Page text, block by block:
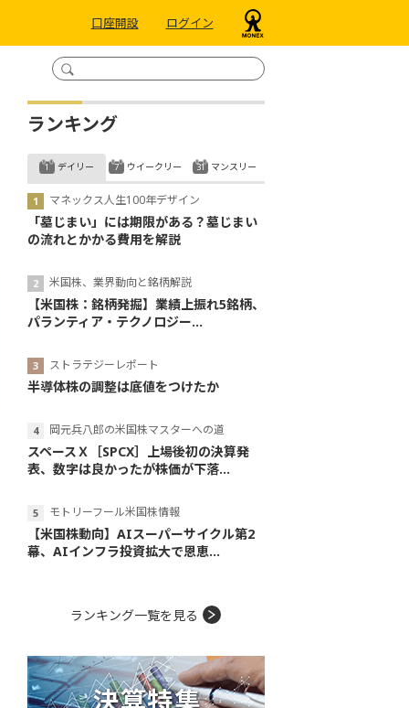
口座開設 ログイン
ランキング
デイリー
マネックス人生100年デザイン
「墓じまい」には期限がある？墓じまい
の流れとかかる費用を解説
米国株、業界動向と銘柄解説
【米国株：銘柄発掘】業績上振れ5銘柄、
パランティア・テクノロジー...
ストラテジーレポート
半導体株の調整は底値をつけたか
岡元兵八郎の米国株マスターへの道
スペースＸ［SPCX］上場後初の決算発
表、数字は良かったが株価が下落...
モトリーフール米国株情報
【米国株動向】AIスーパーサイクル第2
幕、AIインフラ投資拡大で恩恵...
ウイークリー マンスリー
ランキング一覧を見る